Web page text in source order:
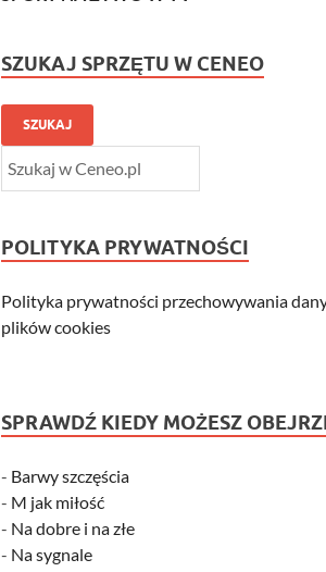
SZUKAJ SPRZĘTU W CENEO
SZUKAJ
POLITYKA PRYWATNOŚCI
Polityka prywatności przechowywania
plików cookies
SPRAWDŹ KIEDY MOŻESZ
- Barwy szczęścia
- M jak miłość
- Na dobre i na złe
- Na sygnale